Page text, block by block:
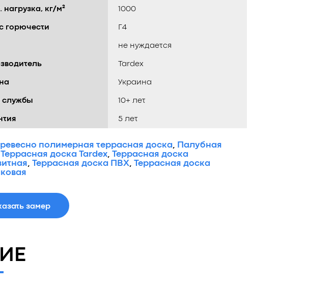
нагрузка, кг/м² 1000
горючести Г4
не нуждается
Tardex
Украина
службы 10+ лет
5 лет
полимерная террасная доска,
Палубная
Террасная доска Tardex,
Террасная доска
, Террасная доска ПВХ,
Террасная доска
замер